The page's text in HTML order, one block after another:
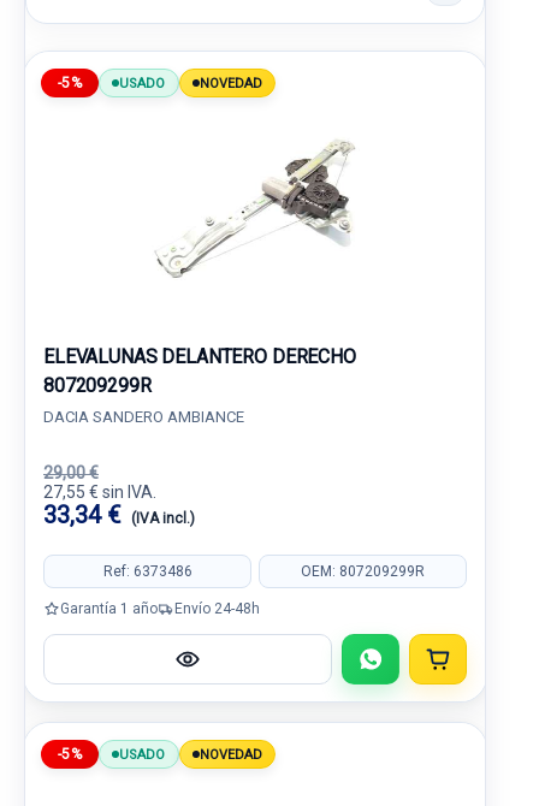
-5% USADO NOVEDAD
ELEVALUNAS DELANTERO DERECHO
807209299R
DACIA SANDERO AMBIANCE
29,00 €
27,55 € sin IVA.
33,34 € (IVA incl.)
Ref: 6373486 OEM: 807209299R
Garantía 1 año Envío 24-48h
-5% USADO NOVEDAD